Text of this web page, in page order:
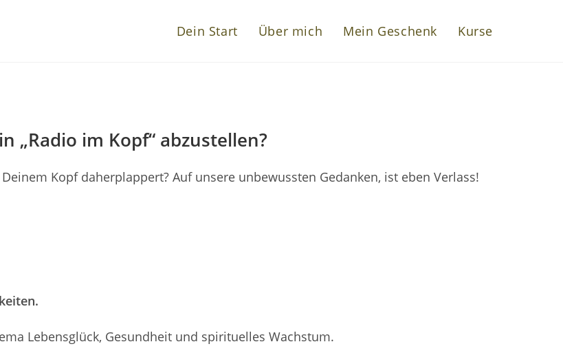
Dein Start Über mich Mein Geschenk Kurse
„Radio im Kopf“ abzustellen?
Kopf daherplappert? Auf unsere unbewussten Gedanken, ist eben Verlass!
Lebensglück, Gesundheit und spirituelles Wachstum.